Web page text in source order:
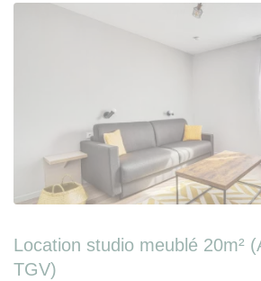
Location studio meublé 20m²
TGV)